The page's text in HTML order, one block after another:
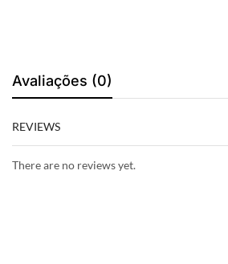
Avaliações (0)
REVIEWS
There are no reviews yet.